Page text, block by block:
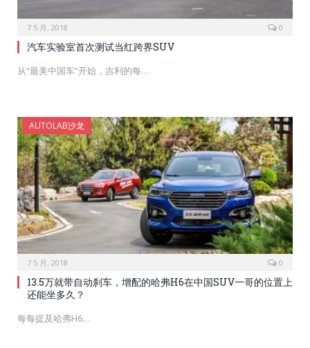
7 5 月, 2018 0
汽车实验室首次测试当红跨界SUV
从“最美中国车”开始，吉利的每…
AUTOLAB沙龙
7 5 月, 2018 0
13.5万就带自动刹车，增配的哈弗H6在中国SUV一哥的位置上
还能坐多久？
每每提及哈弗H6…